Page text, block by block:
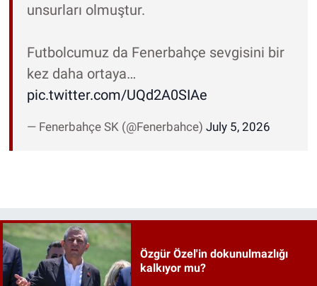
unsurları olmuştur.
Futbolcumuz da Fenerbahçe sevgisini bir
kez daha ortaya…
pic.twitter.com/UQd2A0SIAe
— Fenerbahçe SK (@Fenerbahce) July 5, 2026
Özgür Özel'in dokunulmazlığı
kalkıyor mu?